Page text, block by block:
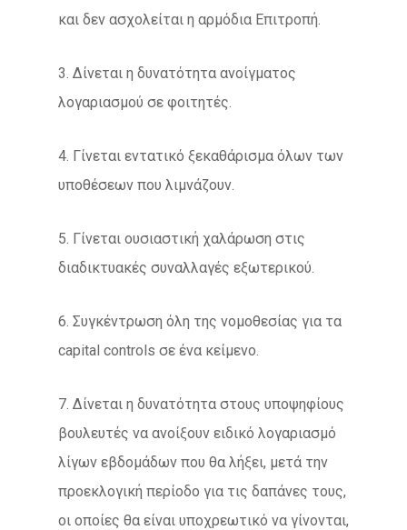
και δεν ασχολείται η αρμόδια Επιτροπή.
3. Δίνεται η δυνατότητα ανοίγματος
λογαριασμού σε φοιτητές.
4. Γίνεται εντατικό ξεκαθάρισμα όλων των
υποθέσεων που λιμνάζουν.
5. Γίνεται ουσιαστική χαλάρωση στις
διαδικτυακές συναλλαγές εξωτερικού.
6. Συγκέντρωση όλη της νομοθεσίας για τα
capital controls σε ένα κείμενο.
7. Δίνεται η δυνατότητα στους υποψηφίους
βουλευτές να ανοίξουν ειδικό λογαριασμό
λίγων εβδομάδων που θα λήξει, μετά την
προεκλογική περίοδο για τις δαπάνες τους,
οι οποίες θα είναι υποχρεωτικό να γίνονται,